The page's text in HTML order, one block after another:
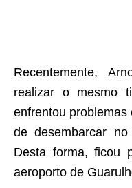
Recentemente,
realizar o mesmo
enfrentou
de desembarcar
Desta forma, ficou
aeroporto de